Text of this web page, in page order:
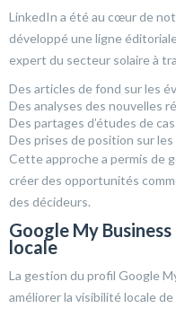
LinkedIn a été au cœur de
développé une ligne
expert du secteur solaire à
Des articles de fond sur les
Des analyses des nouvelles
Des partages d’études de
Des prises de position sur
Cette approche a permis de
créer des opportunités
des décideurs.
Google My
locale
La gestion du profil Google
améliorer la visibilité locale